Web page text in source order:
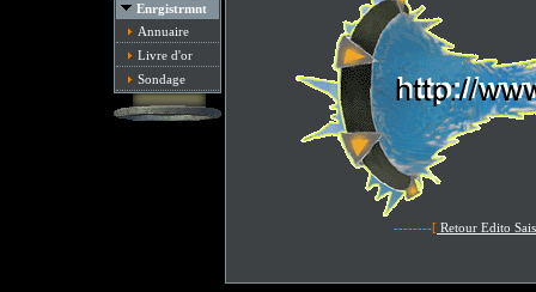
Enrgistrmnt
Annuaire
Livre d'or
Sondage
--------[ Retour Edito